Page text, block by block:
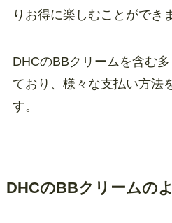
りお得に楽しむことができ
DHCのBBクリームを含む
ており、様々な支払い方法
す。
DHCのBBクリームの